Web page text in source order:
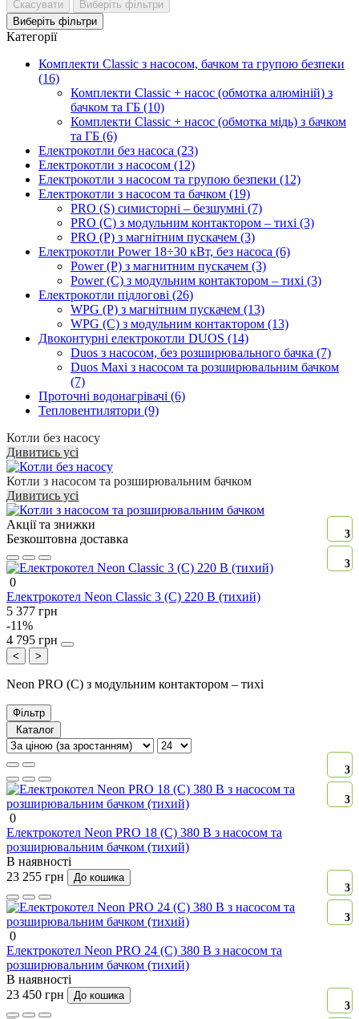
Скасувати
Виберіть фільтри
Виберіть фільтри
Категорії
Комплекти Classic з насосом, бачком та групою безпеки
(16)
Комплекти Classic + насос (обмотка алюміній) з
бачком та ГБ (10)
Комплекти Classic + насос (обмотка мідь) з бачком
та ГБ (6)
Електрокотли без насоса (23)
Електрокотли з насосом (12)
Електрокотли з насосом та групою безпеки (12)
Електрокотли з насосом та бачком (19)
PRO (S) симисторні – безшумні (7)
PRO (C) з модульним контактором – тихі (3)
PRO (P) з магнітним пускачем (3)
Електрокотли Power 18÷30 кВт, без насоса (6)
Power (P) з магнитним пускачем (3)
Power (C) з модульним контактором – тихі (3)
Електрокотли підлогові (26)
WPG (P) з магнітним пускачем (13)
WPG (C) з модульним контактором (13)
Двоконтурні електрокотли DUOS (14)
Duos з насосом, без розширювального бачка (7)
Duos Maxi з насосом та розширювальним бачком
(7)
Проточні водонагрівачі (6)
Тепловентилятори (9)
Котли без насосу
Дивитись усі
Котли з насосом та розширювальним бачком
Дивитись усі
Акції та знижки
Безкоштовна доставка
3
3
0
Електрокотел Neon Classic 3 (C) 220 В (тихий)
5 377 грн
-11%
4 795 грн
< >
Neon PRO (C) з модульним контактором – тихі
Фільтр
Каталог
3
3
0
Електрокотел Neon PRO 18 (C) 380 В з насосом та
розширювальним бачком (тихий)
В наявності
23 255 грн
До кошика
3
3
0
Електрокотел Neon PRO 24 (C) 380 В з насосом та
розширювальним бачком (тихий)
В наявності
23 450 грн
До кошика
3